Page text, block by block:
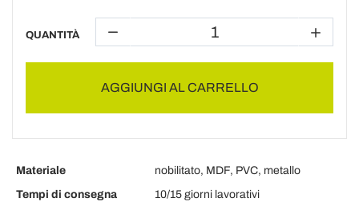
QUANTITÀ
AGGIUNGI AL CARRELLO
Materiale
nobilitato, MDF, PVC, metallo
Tempi di consegna
10/15 giorni lavorativi